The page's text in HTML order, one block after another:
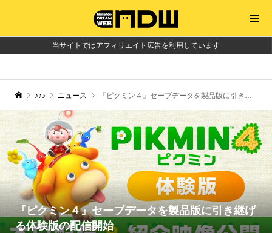
当サイトではアフィリエイト広告を利用しています
♪♪♪ ニュース 『ピクミン４』セーブデータを製品版に引き継げる体験版の配信開始
『ピクミン４』セーブデータを製品版に引き継げ
る体験版の配信開始